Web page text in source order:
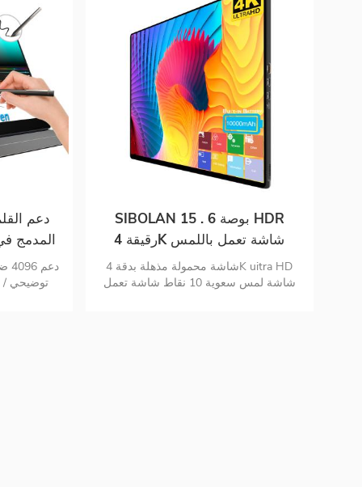
شاشة
توضيحي /
SIBOLAN 15 . 6 بوصة HDR
رقيقة 4K شاشة تعمل باللمس
المحمولة شاشة مزدوجة
شاشة محمولة مذهلة بدقة 4K uitra HD
شاشة لمس سعوية 10 نقاط شاشة تعمل